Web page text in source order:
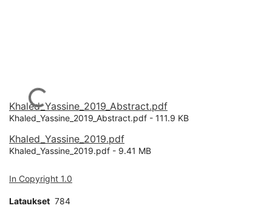
Ladataan...
Khaled_Yassine_2019_Abstract.pdf
Khaled_Yassine_2019_Abstract.pdf - 111.9 KB
Khaled_Yassine_2019.pdf
Khaled_Yassine_2019.pdf - 9.41 MB
In Copyright 1.0
Lataukset 784